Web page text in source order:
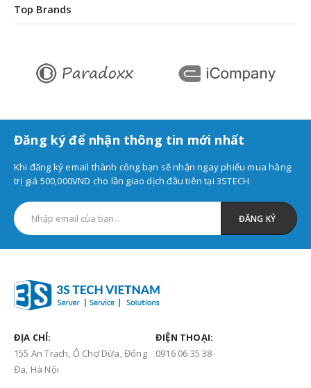
Top Brands
Đăng ký để nhận thông tin mới nhất
Khi đăng ký email thành công bạn sẽ nhận ngay phiếu mua hàng
trị giá 500,000VND cho lần giao dịch đầu tiên tại 3STECH
ĐỊA CHỈ:
155 An Trạch, Ô Chợ Dừa, Đống
Đa, Hà Nội
ĐIỆN THOẠI:
0916 06 35 38